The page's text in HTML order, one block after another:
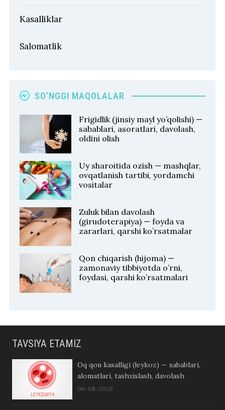
Kasalliklar
Salomatlik
SO’NGGI MAQOLALAR
Frigidlik (jinsiy mayl yo’qolishi) —
sabablari, asoratlari, davolash,
oldini olish
Uy sharoitida ozish — mashqlar,
ovqatlanish tartibi, yordamchi
vositalar
Zuluk bilan davolash
(girudoterapiya) — foyda va
zararlari, qarshi ko’rsatmalar
Qon chiqarish (hijoma) —
zamonaviy tibbiyotda o’rni,
foydasi, qarshi ko’rsatmalari
TAVSIYA ETAMIZ
Oq qon kasalligi (leykoz) — sabablari,
alomatlari, tashxislash, davolash
06-08-2026